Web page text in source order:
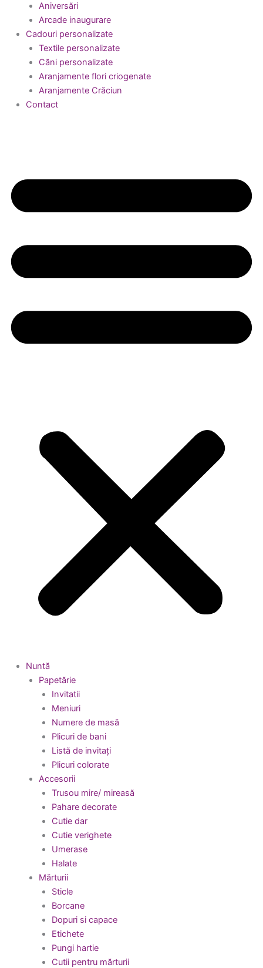
Aniversări
Arcade inaugurare
Cadouri personalizate
Textile personalizate
Căni personalizate
Aranjamente flori criogenate
Aranjamente Crăciun
Contact
Nuntă
Papetărie
Invitatii
Meniuri
Numere de masă
Plicuri de bani
Listă de invitați
Plicuri colorate
Accesorii
Trusou mire/ mireasă
Pahare decorate
Cutie dar
Cutie verighete
Umerase
Halate
Mărturii
Sticle
Borcane
Dopuri si capace
Etichete
Pungi hartie
Cutii pentru mărturii